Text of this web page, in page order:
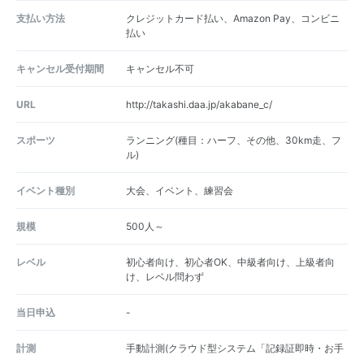
支払い方法
クレジットカード払い、Amazon Pay、コンビニ
払い
キャンセル受付期間 キャンセル不可
URL http://takashi.daa.jp/akabane_c/
スポーツ
ランニング(種目：ハーフ、その他、30km走、フ
ル)
イベント種別 大会、イベント、練習会
規模 500人～
レベル
初心者向け、初心者OK、中級者向け、上級者向
け、レベル問わず
当日申込 -
計測
手動計測(クラウド型システム「記録証即時・お手